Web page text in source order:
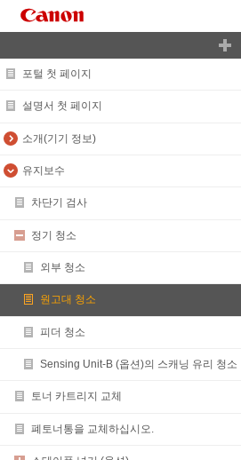
포털 첫 페이지
설명서 첫 페이지
소개(기기 정보)
유지보수
차단기 검사
정기 청소
외부 청소
원고대 청소
피더 청소
Sensing Unit-B (옵션)의 스캐닝 유리 청소
토너 카트리지 교체
폐토너통을 교체하십시오.